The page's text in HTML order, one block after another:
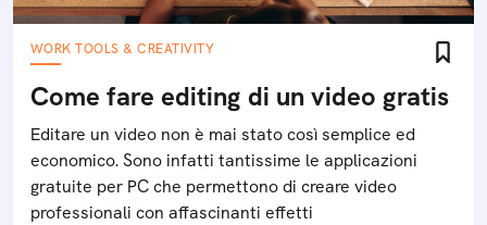
WORK TOOLS & CREATIVITY
Come fare editing di un video gratis
Editare un video non è mai stato così semplice ed
economico. Sono infatti tantissime le applicazioni
gratuite per PC che permettono di creare video
professionali con affascinanti effetti